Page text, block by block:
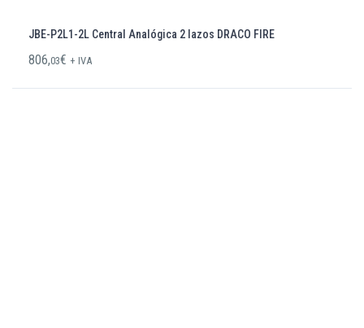
JBE-P2L1-2L Central Analógica 2 lazos DRACO FIRE
806,03€ + IVA